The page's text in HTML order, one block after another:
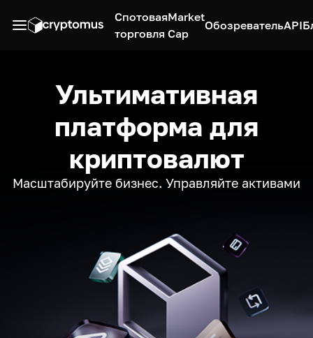
Спотовая
торговля
Market
Cap
ОбозревательAPI
Ультимативная
платформа для
криптовалют
Масштабируйте бизнес. Управляйте активами